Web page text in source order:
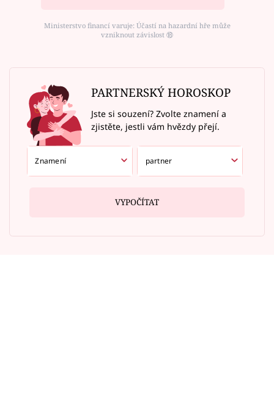
Ministerstvo financí varuje: Účastí na hazardní hře může
vzniknout závislost ⑱
PARTNERSKÝ HOROSKOP
Jste si souzení? Zvolte znamení a
zjistěte, jestli vám hvězdy přejí.
VYPOČÍTAT